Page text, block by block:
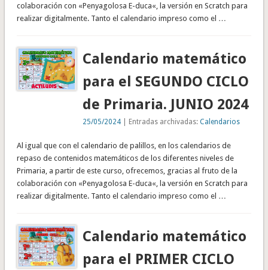
colaboración con «Penyagolosa E-duca«, la versión en Scratch para
realizar digitalmente. Tanto el calendario impreso como el …
Calendario matemático
para el SEGUNDO CICLO
de Primaria. JUNIO 2024
25/05/2024 | Entradas archivadas:Calendarios
Al igual que con el calendario de palillos, en los calendarios de
repaso de contenidos matemáticos de los diferentes niveles de
Primaria, a partir de este curso, ofrecemos, gracias al fruto de la
colaboración con «Penyagolosa E-duca«, la versión en Scratch para
realizar digitalmente. Tanto el calendario impreso como el …
Calendario matemático
para el PRIMER CICLO